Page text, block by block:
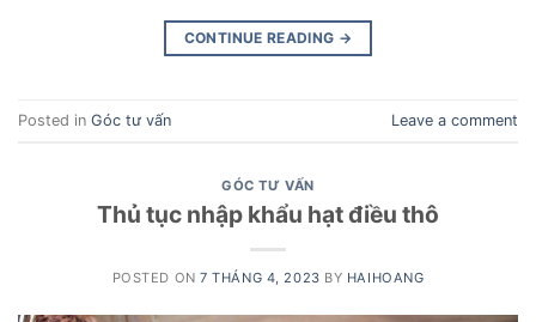
CONTINUE READING →
Posted in Góc tư vấn Leave a comment
GÓC TƯ VẤN
Thủ tục nhập khẩu hạt điều thô
POSTED ON7 THÁNG 4, 2023 BY HAIHOANG